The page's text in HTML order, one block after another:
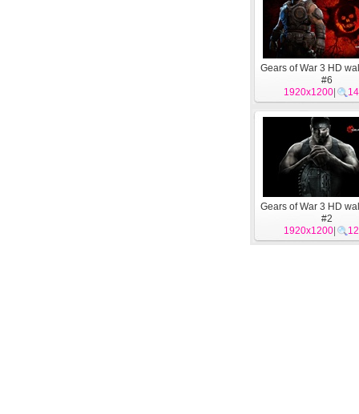
Gears of War 3 HD
#6
1920x1200
Gears of War 3 HD
#2
1920x1200